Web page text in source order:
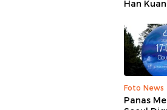
Han
Foto News
Panas